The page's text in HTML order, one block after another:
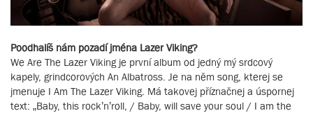
Poodhalíš nám pozadí jména Lazer Viking?
We Are The Lazer Viking je první album od jedný mý srdcový
kapely, grindcorových An Albatross. Je na něm song, kterej se
jmenuje I Am The Lazer Viking. Má takovej příznačnej a úspornej
text: „Baby, this rock’n’roll, / Baby, will save your soul / I am the